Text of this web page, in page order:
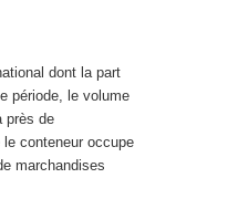
dont la part
période, le volume
près de
conteneur occupe
marchandises